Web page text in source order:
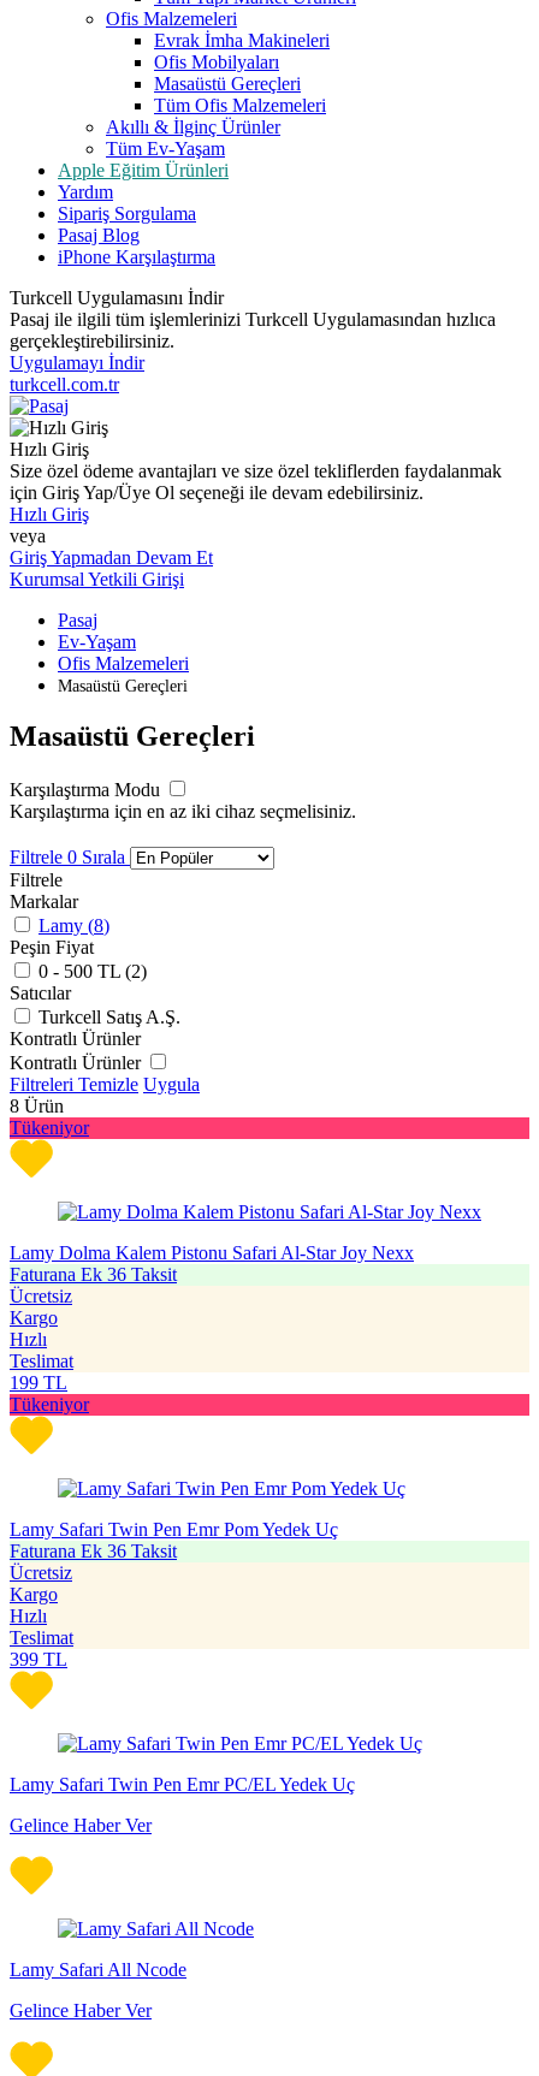
Ofis Malzemeleri
Evrak İmha Makineleri
Ofis Mobilyaları
Masaüstü Gereçleri
Tüm Ofis Malzemeleri
Akıllı & İlginç Ürünler
Tüm Ev-Yaşam
Apple Eğitim Ürünleri
Yardım
Sipariş Sorgulama
Pasaj Blog
iPhone Karşılaştırma
Turkcell Uygulamasını İndir
Pasaj ile ilgili tüm işlemlerinizi Turkcell Uygulamasından hızlıca
gerçekleştirebilirsiniz.
Uygulamayı İndir
turkcell.com.tr
Hızlı Giriş
Size özel ödeme avantajları ve size özel tekliflerden faydalanmak
için Giriş Yap/Üye Ol seçeneği ile devam edebilirsiniz.
Hızlı Giriş
veya
Giriş Yapmadan Devam Et
Kurumsal Yetkili Girişi
Pasaj
Ev-Yaşam
Ofis Malzemeleri
Masaüstü Gereçleri
Masaüstü Gereçleri
Karşılaştırma Modu
Karşılaştırma için en az iki cihaz seçmelisiniz.
Filtrele 0 Sırala
Filtrele
Markalar
Lamy (8)
Peşin Fiyat
0 - 500 TL (2)
Satıcılar
Turkcell Satış A.Ş.
Kontratlı Ürünler
Kontratlı Ürünler
Filtreleri Temizle Uygula
8 Ürün
Tükeniyor
Lamy Dolma Kalem Pistonu Safari Al-Star Joy Nexx
Faturana Ek 36 Taksit
Ücretsiz
Kargo
Hızlı
Teslimat
199 TL
Tükeniyor
Lamy Safari Twin Pen Emr Pom Yedek Uç
Faturana Ek 36 Taksit
Ücretsiz
Kargo
Hızlı
Teslimat
399 TL
Lamy Safari Twin Pen Emr PC/EL Yedek Uç
Gelince Haber Ver
Lamy Safari All Ncode
Gelince Haber Ver